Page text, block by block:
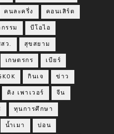
คนละครึ่ง คอนเสิร์ต
รรม บีโอไอ
ว. สุขสยาม
เกษตรกร เบียร์
กินเจ ข่าว
คิง เพาเวอร์ จีน
ทุนการศึกษา
น้ำเมา บ่อน